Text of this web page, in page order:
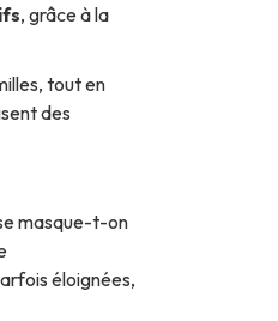
, grâce à la
tout en
des
masque-t-on
éloignées,